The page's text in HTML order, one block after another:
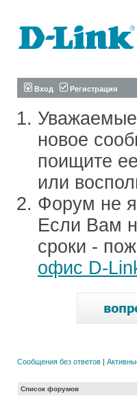
Вход Регистрация
новое
поищите
или
Форум не
Если Вам
сроки -
офис D-
Сообщения без ответов |
Список форумов